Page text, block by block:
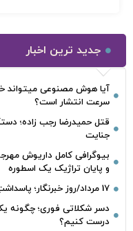
جدید ترین اخبار
آیا هوش مصنوعی میتواند
سرعت انتشار است؟
قتل حمیدرضا رجب‌ زاده؛
جنایت
بیوگرافی کامل داریوش
و پایان تراژیک یک اسطوره
17 مرداد/روز خبرنگار؛ پاسداشتِ حقیقت در عصرِ تردید
دسر شکلاتی فوری؛ چگونه یک
درست کنیم؟